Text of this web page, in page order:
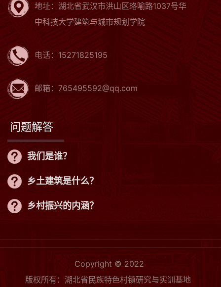
地址：湖北省武汉市洪山区珞喻路1037号华
中科技大学建筑与城市规划学院
电话：15271825195
邮箱：765495592@qq.com
问题解答
我们是谁？
乡土建筑是什么？
乡村振兴的内涵？
Copyright © 2022
版权所有：湖北省民族特色村镇研究与实训基地